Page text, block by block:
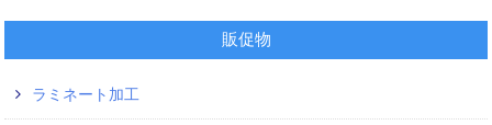
販促物
ラミネート加工